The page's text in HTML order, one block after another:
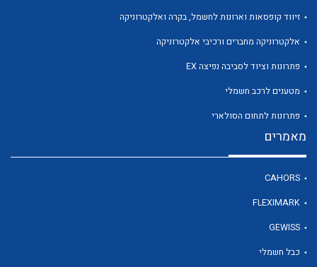
לכל מוצרי היצרן
לכל מוצרי היצרן
זיווד קופסאות וארונות לחשמל, בקרה ואלקטרוניקה
אלקטרוניקה מחברים ורכיבי אלקטרוניקה
פתרונות וציוד לסביבה נפיצה EX
מטענים לרכב חשמלי
פתרונות לתחום הסולארי
מאמרים
CAHORS
FLEXIMARK
GEWISS
כבל חשמלי